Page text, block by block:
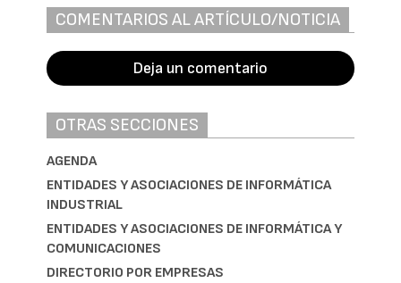
COMENTARIOS AL ARTÍCULO/NOTICIA
Deja un comentario
OTRAS SECCIONES
AGENDA
ENTIDADES Y ASOCIACIONES DE INFORMÁTICA
INDUSTRIAL
ENTIDADES Y ASOCIACIONES DE INFORMÁTICA Y
COMUNICACIONES
DIRECTORIO POR EMPRESAS